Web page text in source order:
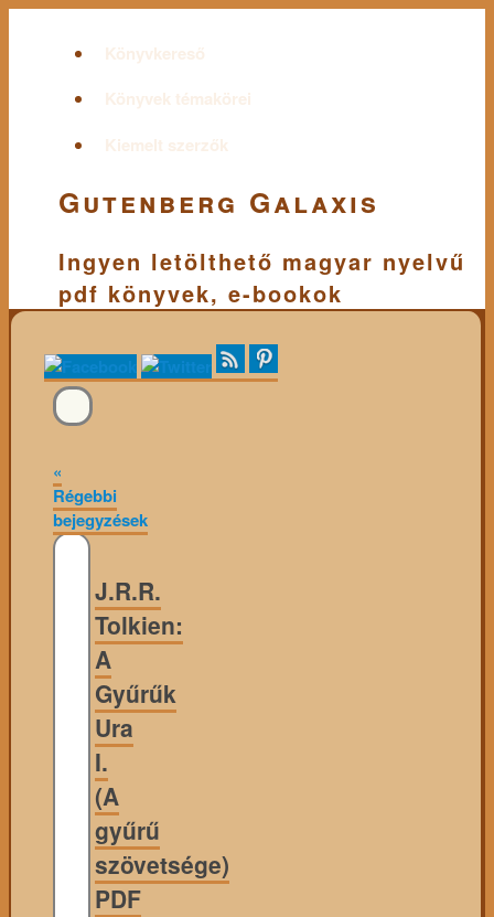
Könyvkereső
Könyvek témakörei
Kiemelt szerzők
Gutenberg Galaxis
Ingyen letölthető magyar nyelvű
pdf könyvek, e-bookok
«
Régebbi
bejegyzések
J.R.R.
Tolkien:
A
Gyűrűk
Ura
I.
(A
gyűrű
szövetsége)
PDF